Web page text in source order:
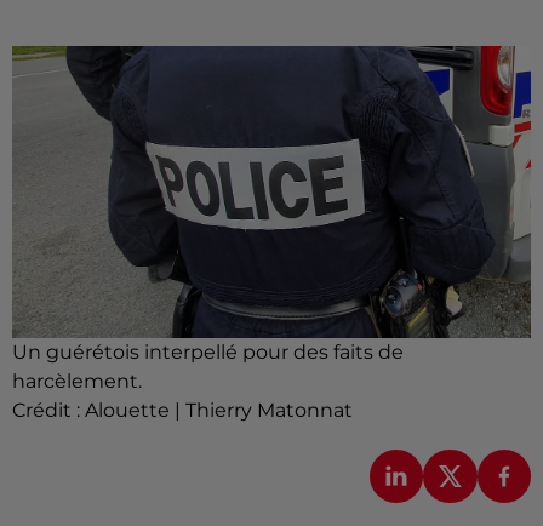
Un guérétois interpellé pour des faits de
harcèlement.
Crédit : Alouette | Thierry Matonnat